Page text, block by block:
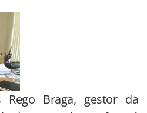
Rego Braga, gestor da